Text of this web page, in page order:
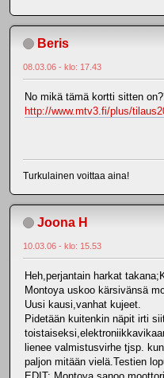
Beris
08.03.06 - klo: 17.43
No mikä tämä kortti sitten
http://www.mtv3.fi/plus/
Turkulainen voittaa aina!
Joona H
10.03.06 - klo: 15.53
Heh,perjantain harkat
Montoya uskoo kärsivänsä
Uusi kausi,vanhat kujeet.
Pidetään kuitenkin näpit irti
lienee valmistusvirhe tjsp.
paljon mitään vielä.Testien